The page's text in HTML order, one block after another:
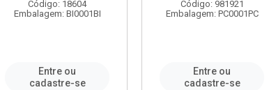
Código: 18604
Embalagem: BI0001BI
Entre ou
cadastre-se
Código: 981921
Embalagem: PC0001PC
Entre ou
cadastre-se